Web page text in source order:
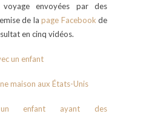
envoyées par des
de lapage Facebookde
en cinq vidéos.
un enfant
maison aux États-Unis
enfant ayant des